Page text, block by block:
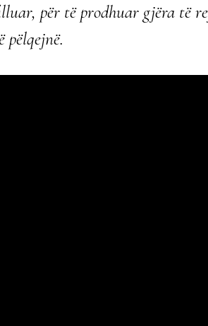
për të prodhuar gjëra të
pëlqejnë.